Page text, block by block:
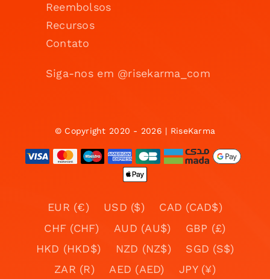
Reembolsos
Recursos
Contato
Siga-nos em @risekarma_com
© Copyright 2020 - 2026 | RiseKarma
EUR (€) USD ($)
CAD (CAD$)
CHF (CHF)
AUD (AU$)
GBP (£)
HKD (HKD$)
NZD (NZ$)
SGD (S$)
ZAR (R)
AED (AED)
JPY (¥)